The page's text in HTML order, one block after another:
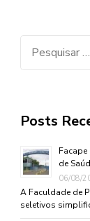
Posts
de
06/08/
A Faculdade de
seletivos